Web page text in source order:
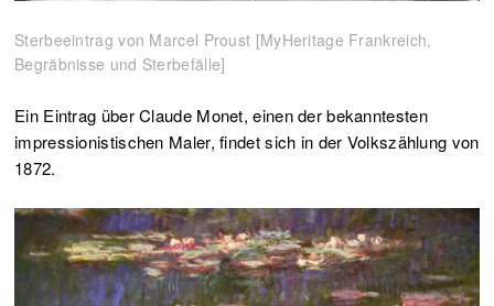
Sterbeeintrag von Marcel Proust [MyHeritage Frankreich,
Begräbnisse und Sterbefälle]
Ein Eintrag über Claude Monet, einen der bekanntesten
impressionistischen Maler, findet sich in der Volkszählung von
1872.